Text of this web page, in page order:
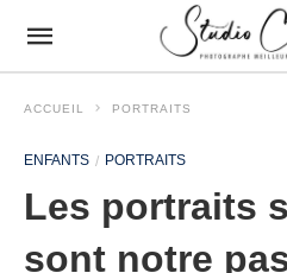
ACCUEIL PORTRAITS
ENFANTS PORTRAITS
Les portraits
sont notre